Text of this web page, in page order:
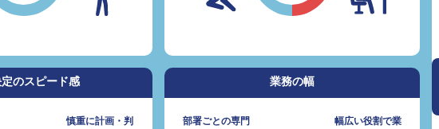
のスピード感
慎重に計画・判
業務の幅
部署ごとの専門
幅広い役割で業